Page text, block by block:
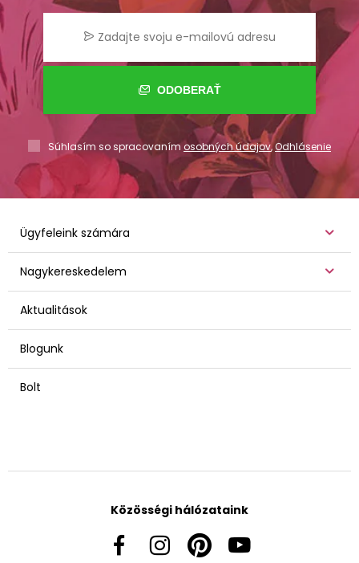
ODOBERAŤ
Súhlasím so spracovaním osobných údajov,Odhlásenie
Ügyfeleink számára
Nagykereskedelem
Aktualitások
Blogunk
Bolt
Közösségi hálózataink